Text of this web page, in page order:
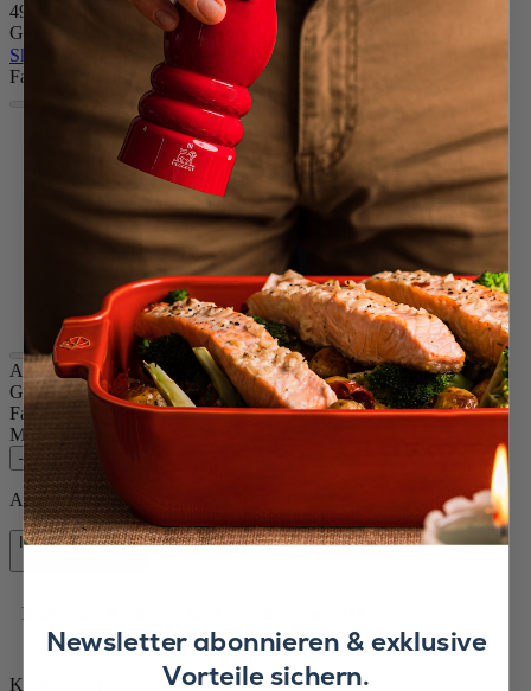
49,90 €
Größe
Skip the carrousel
Farbe
Schwarz Satin
Rot
Tiefblau
Ecru / Creme
Schiefer
Gelb
Waldgrün
Olivgrün
Rauchblau
Appolia
Größe 36cm
Farbe
Schwarz Satin
Menge
–
Auf Lager und bereit, zu Ihnen nach Hause geliefert zu werden.
In den Warenkorb
Kostenlose Lieferung bei Einkäufen über 50 €
Kostenlose Rücksendungen
Newsletter abonnieren & exklusive
Vorteile sichern.